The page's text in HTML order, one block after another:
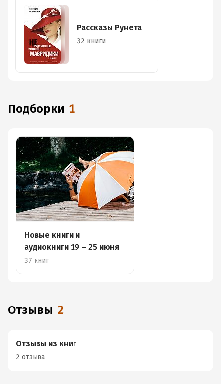
Рассказы Рунета
32 книги
Подборки 1
Новые книги и
аудиокниги 19 – 25 июня
37 книг
Отзывы 2
Отзывы из книг
2 отзыва